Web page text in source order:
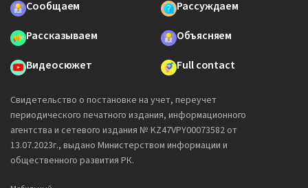
Сообщаем
Рассуждаем
Рассказываем
Объясняем
Видеосюжет
Full contact
Свидетельство о постановке на учет, переучет
периодического печатного издания, информационного
агентства и сетевого издания № KZ47VPY00073582 от
13.07.2023г., выдано Министерством информации и
общественного развития РК.